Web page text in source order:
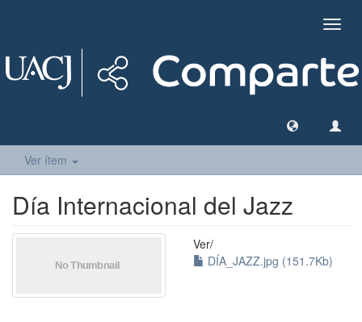
Ver ítem
Día Internacional del Jazz
Ver/
DÍA_JAZZ.jpg (151.7Kb)